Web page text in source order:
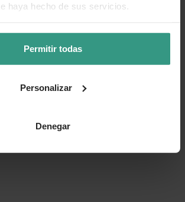
haya hecho de sus servicios.
Permitir todas
Personalizar
Denegar